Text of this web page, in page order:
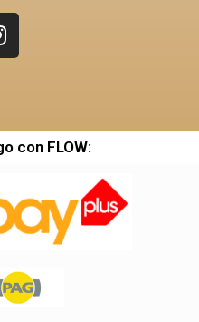
con FLOW: